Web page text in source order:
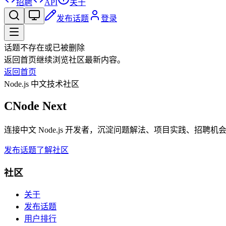
招聘 API
关于
发布话题
登录
话题不存在或已被删除
返回首页继续浏览社区最新内容。
返回首页
Node.js 中文技术社区
CNode Next
连接中文 Node.js 开发者，沉淀问题解法、项目实践、招聘机会
发布话题了解社区
社区
关于
发布话题
用户排行